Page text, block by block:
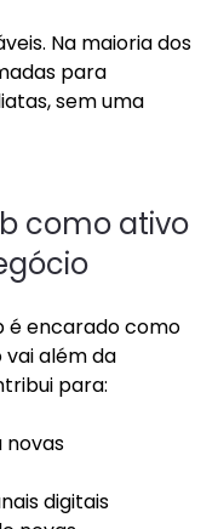
Na maioria dos
para
sem uma
como ativo
é encarado como
além da
para:
novas
digitais